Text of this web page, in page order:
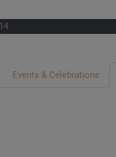
Events & Celebrations